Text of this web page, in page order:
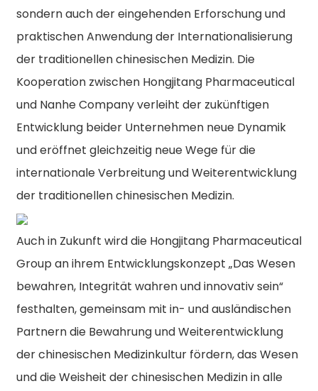
sondern auch der eingehenden Erforschung und
praktischen Anwendung der Internationalisierung
der traditionellen chinesischen Medizin. Die
Kooperation zwischen Hongjitang Pharmaceutical
und Nanhe Company verleiht der zukünftigen
Entwicklung beider Unternehmen neue Dynamik
und eröffnet gleichzeitig neue Wege für die
internationale Verbreitung und Weiterentwicklung
der traditionellen chinesischen Medizin.
Auch in Zukunft wird die Hongjitang Pharmaceutical
Group an ihrem Entwicklungskonzept „Das Wesen
bewahren, Integrität wahren und innovativ sein“
festhalten, gemeinsam mit in- und ausländischen
Partnern die Bewahrung und Weiterentwicklung
der chinesischen Medizinkultur fördern, das Wesen
und die Weisheit der chinesischen Medizin in alle